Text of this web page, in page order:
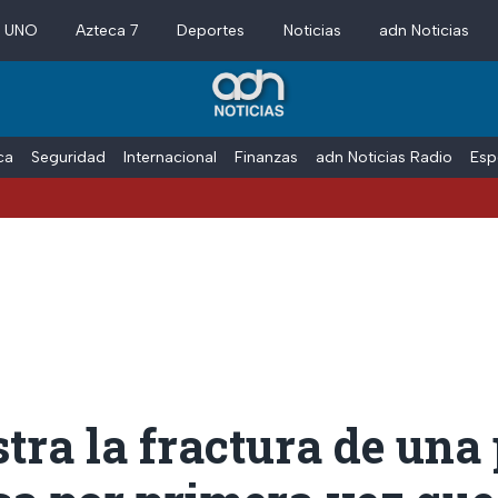
Azteca 7 Deportes Noticias adn Noticias
Seguridad Internacional Finanzas adn Noticias Radio
la fractura de una